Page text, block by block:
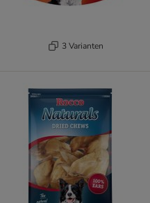
3 Varianten